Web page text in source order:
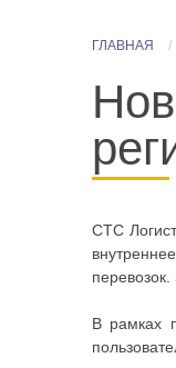
ГЛАВНАЯ
СТС
В рамках